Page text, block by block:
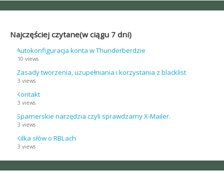
Najczęściej czytane(w ciągu 7 dni)
Autokonfiguracja konta w Thunderberdzie
10 views
Zasady tworzenia, uzupełniania i korzystania z blacklist
3 views
Kontakt
3 views
Spamerskie narzędzia czyli sprawdzamy X-Mailer.
3 views
Kilka słów o RBLach
3 views